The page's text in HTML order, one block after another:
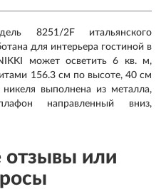
8251/2F итальянского
для интерьера гостиной в
может осветить 6 кв. м,
156.3 см по высоте, 40 см
выполнена из металла,
направленный вниз,
отзывы или